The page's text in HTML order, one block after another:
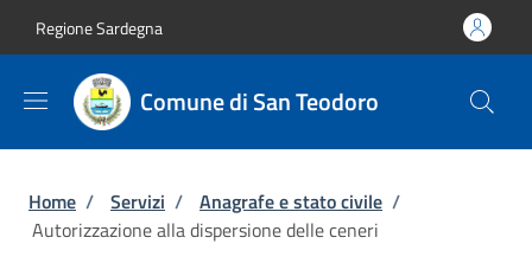
Regione Sardegna
Comune di San Teodoro
Briciole di pane
Home / Servizi / Anagrafe e stato civile /
Autorizzazione alla dispersione delle ceneri